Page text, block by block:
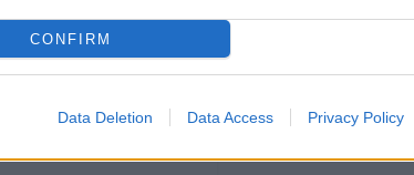
CONFIRM
Data Deletion Data Access Privacy Policy